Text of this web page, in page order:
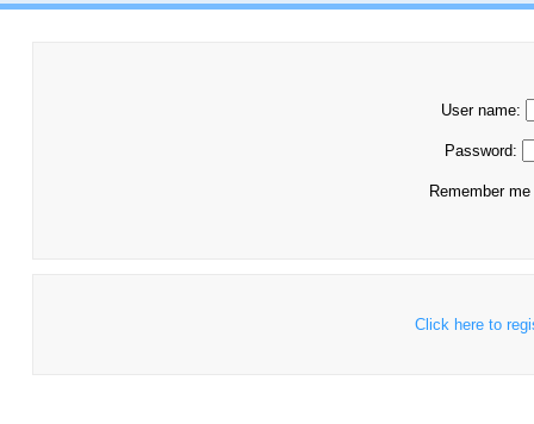
User name:
Password:
Remember
Click here to